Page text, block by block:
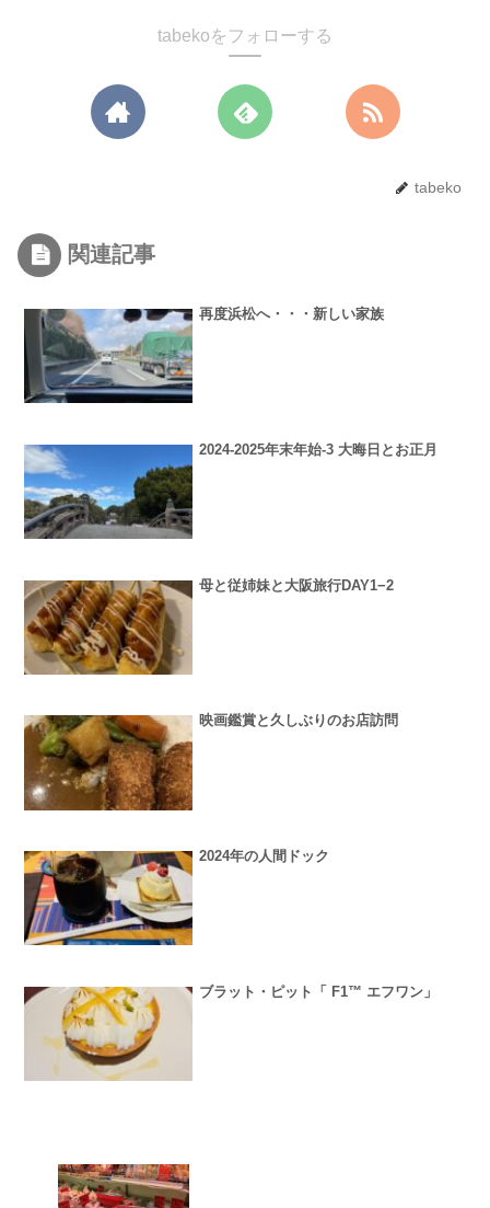
tabekoをフォローする
tabeko
関連記事
再度浜松へ・・・新しい家族
2024-2025年末年始-3 大晦日とお正月
母と従姉妹と大阪旅行DAY1−2
映画鑑賞と久しぶりのお店訪問
2024年の人間ドック
ブラット・ピット「 F1™️ エフワン」